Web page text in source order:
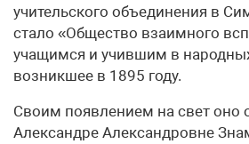
учительского объединения в
стало «Общество взаимного
учащимся и учившим в
возникшее в 1895 году.
Своим появлением на свет оно
Александре Александровне